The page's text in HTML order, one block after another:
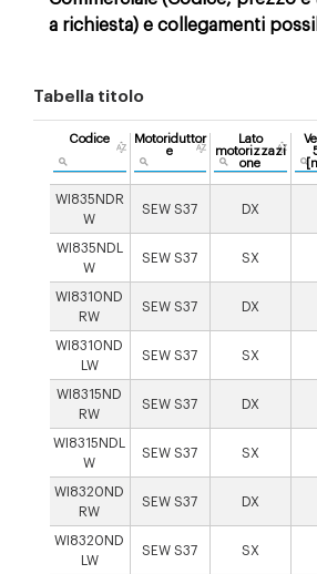
a richiesta) e collegamenti
Tabella titolo
Codice
Motoriduttor
e
Lato
motorizzazi
one
WI835NDR
W
SEW S37 DX
WI835NDL
W
SEW S37 SX
WI8310ND
RW
SEW S37 DX
WI8310ND
LW
SEW S37 SX
WI8315ND
RW
SEW S37 DX
WI8315NDL
W
SEW S37 SX
WI8320ND
RW
SEW S37 DX
WI8320ND
LW
SEW S37 SX